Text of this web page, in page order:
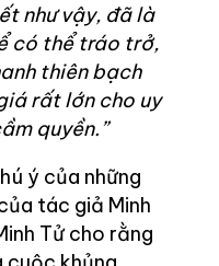
như vậy, đã là
có thể tráo trở,
thiên bạch
rất lớn cho uy
quyền.”
ý của những
tác giả Minh
Tử cho rằng